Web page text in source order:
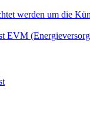
werden um die
EVM